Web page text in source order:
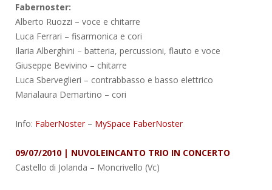
Fabernoster:
Alberto Ruozzi – voce e chitarre
Luca Ferrari – fisarmonica e cori
Ilaria Alberghini – batteria, percussioni, flauto e voce
Giuseppe Bevivino – chitarre
Luca Sberveglieri – contrabbasso e basso elettrico
Marialaura Demartino – cori
Info: FaberNoster– MySpace FaberNoster
09/07/2010 | NUVOLEINCANTO TRIO IN CONCERTO
Castello di Jolanda – Moncrivello (Vc)